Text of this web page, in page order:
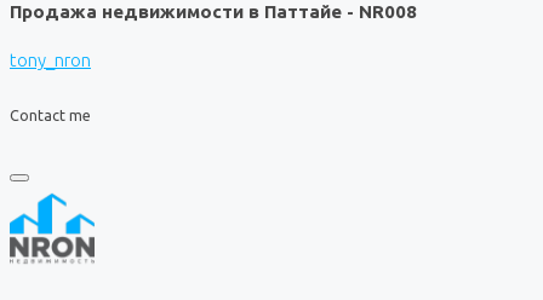
Продажа недвижимости в Паттайе - NR008
tony_nron
Contact me